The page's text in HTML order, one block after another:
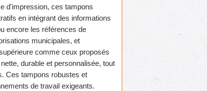
d'impression, ces tampons
en intégrant des informations
encore les références de
municipales, et
comme ceux proposés
durable et personnalisée, tout
Ces tampons robustes et
de travail exigeants.